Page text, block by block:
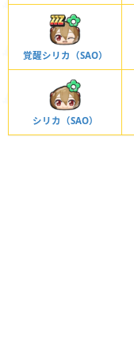
覚醒シリカ（SAO）
シリカ（SAO）